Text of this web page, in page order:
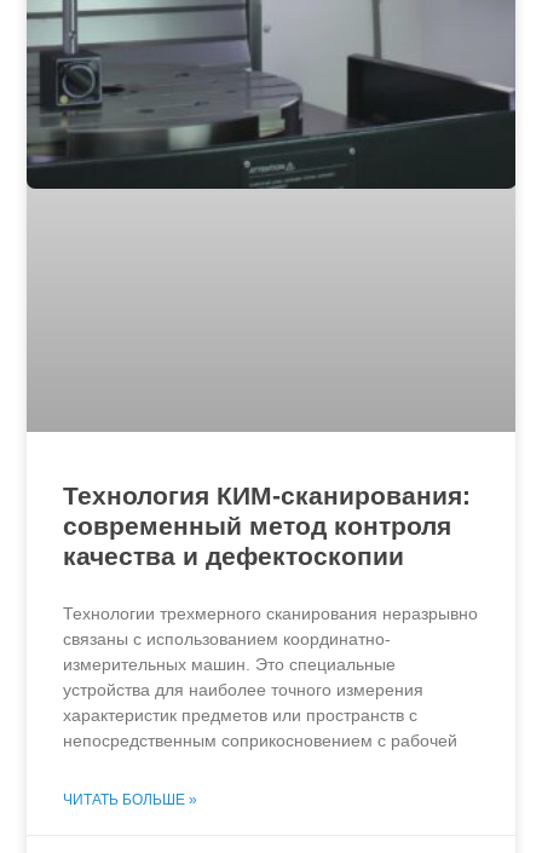
Технология КИМ-сканирования:
современный метод контроля
качества и дефектоскопии
Технологии трехмерного сканирования неразрывно
связаны с использованием координатно-
измерительных машин. Это специальные
устройства для наиболее точного измерения
характеристик предметов или пространств с
непосредственным соприкосновением с рабочей
ЧИТАТЬ БОЛЬШЕ »